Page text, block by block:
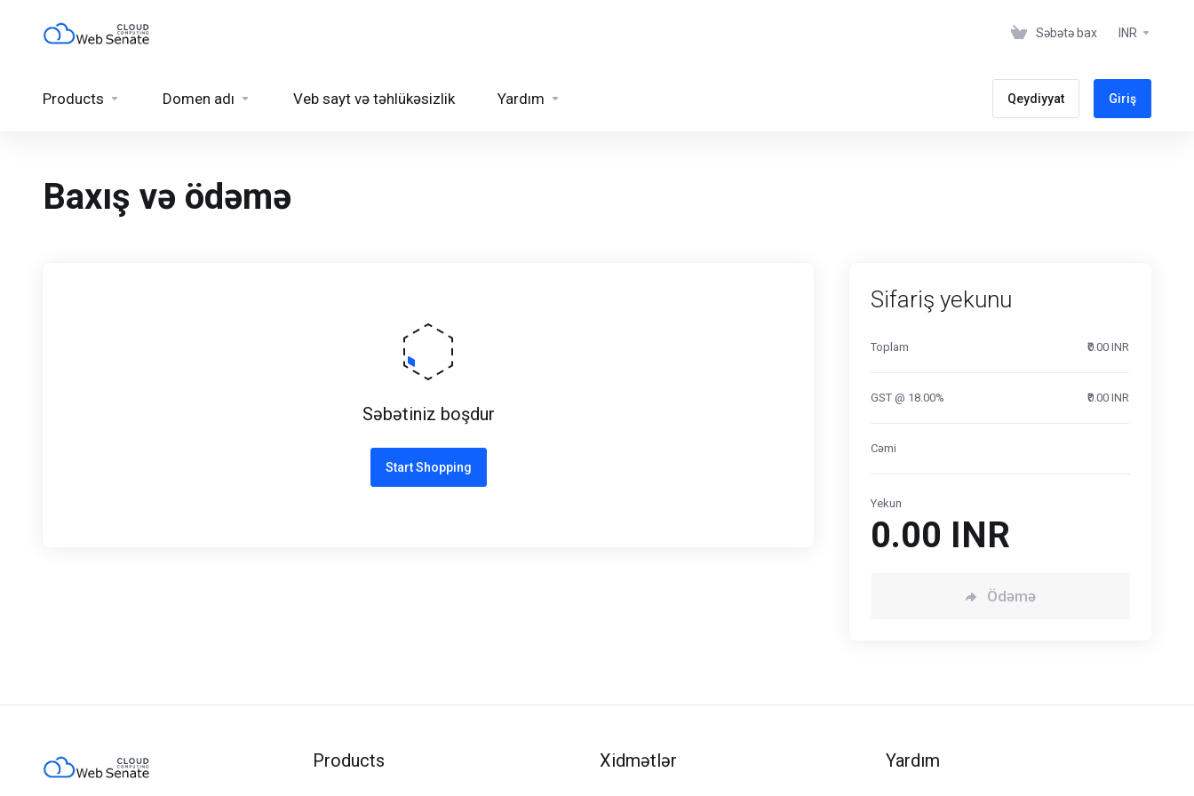
Səbətə bax INR
Products Domen adı Veb sayt və təhlükəsizlik Yardım Qeydiyyat Giriş
Baxış və ödəmə
Səbətiniz boşdur
Start Shopping
Sifariş yekunu
Toplam ₹0.00 INR
GST @ 18.00% ₹0.00 INR
Cəmi
Yekun
₹0.00 INR
Ödəmə
Products Xidmətlər Yardım